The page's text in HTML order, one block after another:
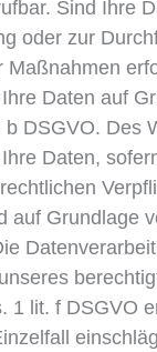
Sind Ihre
oder zur
Maßnahmen
Daten auf
DSGVO. Des
Daten,
auf Grundlage
1 lit. f DSGVO